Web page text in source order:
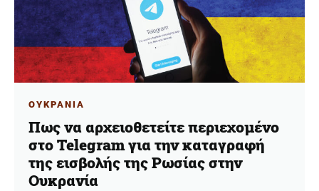
ΟΥΚΡΑΝΙΑ
Πως να αρχειοθετείτε περιεχομένο
στο Telegram για την καταγραφή
της εισβολής της Ρωσίας στην
Ουκρανία